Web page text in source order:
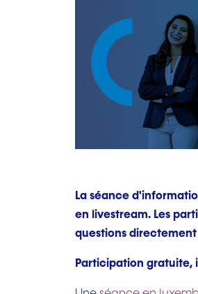
La séance
en livestream. Les
questions
Participation gratuite,